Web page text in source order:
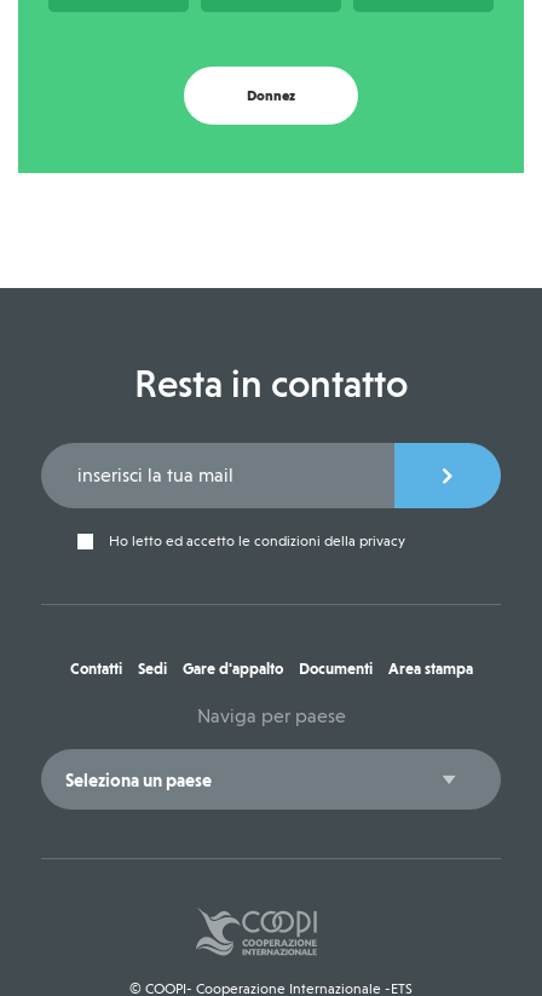
Donnez
Resta in contatto
Ho letto ed accetto le condizioni della privacy
Contatti Sedi Gare d'appalto Documenti Area stampa
Naviga per paese
© COOPI- Cooperazione Internazionale -ETS